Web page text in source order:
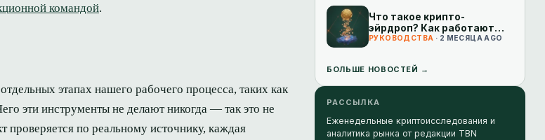
Что такое крипто-
эйрдроп? Как работают
бесплатные токены
РУКОВОДСТВА · 2 МЕСЯЦА AGO
БОЛЬШЕ НОВОСТЕЙ →
РАССЫЛКА
Еженедельные криптоисследования и
аналитика рынка от редакции TBN
командой.
этапах нашего рабочего процесса, таких как
эти инструменты не делают никогда — так это не
по реальному источнику, каждая